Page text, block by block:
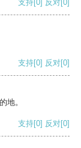
支持[0] 反对[0]
支持[0] 反对[0]
地。
支持[0] 反对[0]